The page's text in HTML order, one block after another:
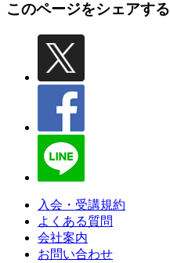
このページをシェアする
入会・受講規約
よくある質問
会社案内
お問い合わせ